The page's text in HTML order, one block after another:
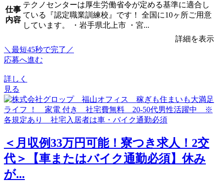
仕事
内容
テクノセンターは厚生労働省令が定める基準に適合し
ている『認定職業訓練校』です！ 全国に10ヶ所ご用意
しています。 ・岩手県北上市 ・宮...
詳細を表示
＼最短45秒で完了／
応募へ進む
詳しく
見る
＜月収例33万円可能！寮つき求人！2交
代＞【車またはバイク通勤必須】休み
が...